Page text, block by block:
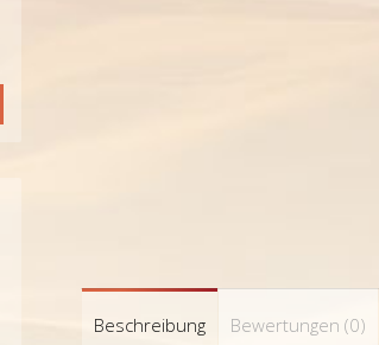
Beschreibung Bewertungen (0)